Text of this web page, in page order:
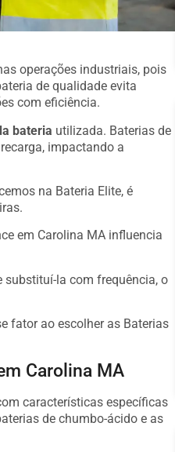
operações industriais, pois
de qualidade evita
com eficiência.
bateria utilizada. Baterias de
impactando a
na Bateria Elite, é
em Carolina MA influencia
substituí-la com frequência, o
fator ao escolher as Baterias
Carolina MA
características específicas
de chumbo-ácido e as